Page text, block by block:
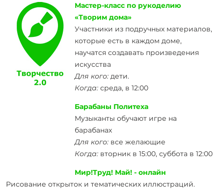
Мастер-класс по рукоделию
«Творим дома»
Участники из подручных материалов,
которые есть в каждом доме,
научатся создавать произведения
искусства
Для кого: дети.
Когда: среда, в 12:00
Барабаны Политеха
Музыканты обучают игре на
барабанах
Для кого: все желающие
Когда: вторник в 15:00, суббота в 12:00
Мир!Труд! Май! - онлайн
Рисование открыток и тематических иллюстраций.